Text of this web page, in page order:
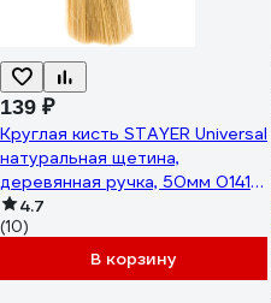
139 ₽
Круглая кисть STAYER Universal
натуральная щетина,
деревянная ручка, 50мм 0141-
504.7
(10)
В корзину